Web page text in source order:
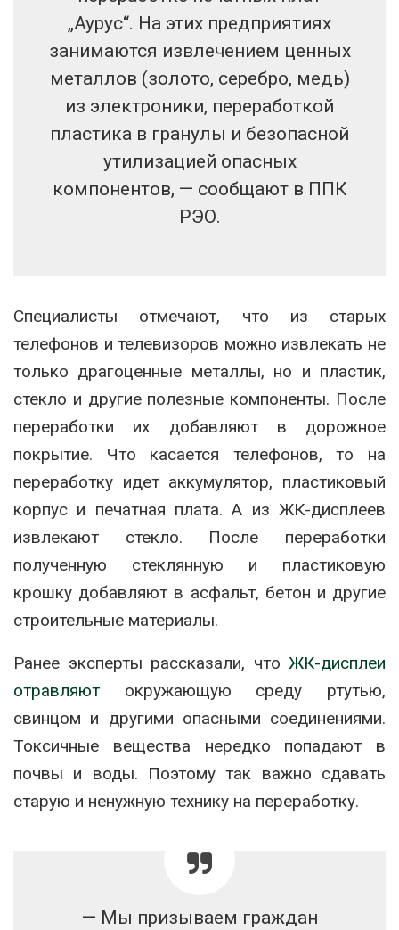
„Аурус“. На этих предприятиях
занимаются извлечением ценных
металлов (золото, серебро, медь)
из электроники, переработкой
пластика в гранулы и безопасной
утилизацией опасных
компонентов, — сообщают в ППК
РЭО.
Специалисты отмечают, что из старых
телефонов и телевизоров можно извлекать не
только драгоценные металлы, но и пластик,
стекло и другие полезные компоненты. После
переработки их добавляют в дорожное
покрытие. Что касается телефонов, то на
переработку идет аккумулятор, пластиковый
корпус и печатная плата. А из ЖК-дисплеев
извлекают стекло. После переработки
полученную стеклянную и пластиковую
крошку добавляют в асфальт, бетон и другие
строительные материалы.
Ранее эксперты рассказали, что ЖК-дисплеи
отравляют окружающую среду ртутью,
свинцом и другими опасными соединениями.
Токсичные вещества нередко попадают в
почвы и воды. Поэтому так важно сдавать
старую и ненужную технику на переработку.
— Мы призываем граждан